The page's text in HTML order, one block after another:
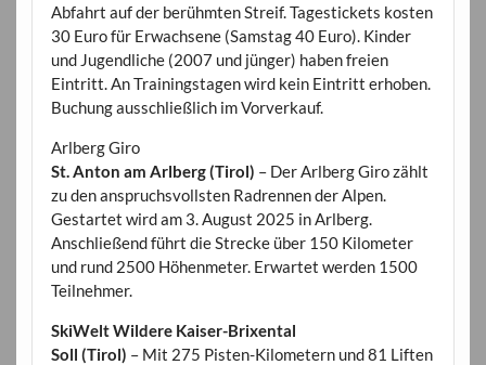
Abfahrt auf der berühmten Streif. Tagestickets kosten
30 Euro für Erwachsene (Samstag 40 Euro). Kinder
und Jugendliche (2007 und jünger) haben freien
Eintritt. An Trainingstagen wird kein Eintritt erhoben.
Buchung ausschließlich im Vorverkauf.
Arlberg Giro
St. Anton am Arlberg (Tirol) – Der Arlberg Giro zählt
zu den anspruchsvollsten Radrennen der Alpen.
Gestartet wird am 3. August 2025 in Arlberg.
Anschließend führt die Strecke über 150 Kilometer
und rund 2500 Höhenmeter. Erwartet werden 1500
Teilnehmer.
SkiWelt Wildere Kaiser-Brixental
Soll (Tirol) – Mit 275 Pisten-Kilometern und 81 Liften